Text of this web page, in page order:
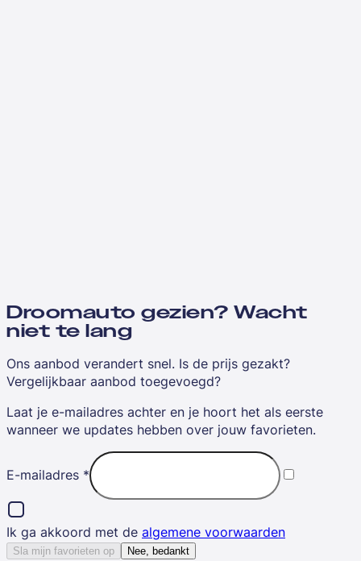
Droomauto gezien? Wacht
niet te lang
Ons aanbod verandert snel. Is de prijs gezakt?
Vergelijkbaar aanbod toegevoegd?
Laat je e-mailadres achter en je hoort het als eerste
wanneer we updates hebben over jouw favorieten.
E-mailadres *
Ik ga akkoord met de algemene voorwaarden
Sla mijn favorieten op Nee, bedankt